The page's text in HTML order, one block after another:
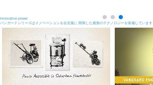
Innovative power
バンガードシリーズはイノベーションを合言葉に 開発した最新のテクノロジーを装備しています